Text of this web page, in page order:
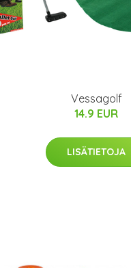
Vessagolf
14.9 EUR
LISÄTIETOJA